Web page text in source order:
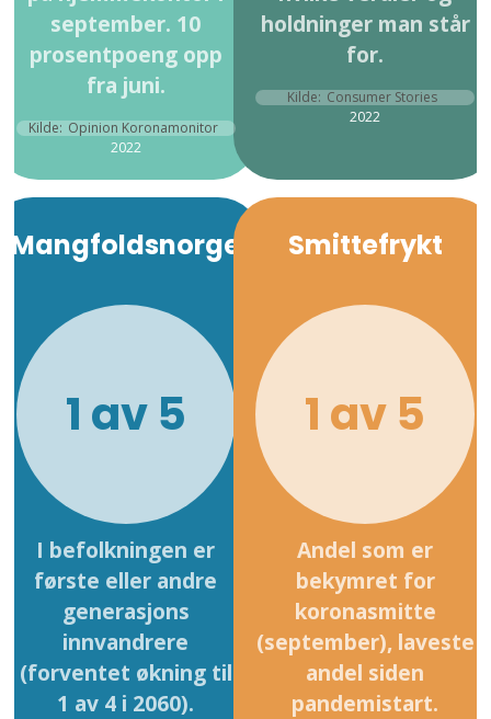
september. 10
prosentpoeng opp
fra juni.
Kilde: Opinion Koronamonitor
2022
holdninger man står
for.
Kilde: Consumer Stories
2022
Mangfoldsnorge
1 av 5
I befolkningen er
første eller andre
generasjons
innvandrere
(forventet økning til
1 av 4 i 2060).
Smittefrykt
1 av 5
Andel som er
bekymret for
koronasmitte
(september), laveste
andel siden
pandemistart.